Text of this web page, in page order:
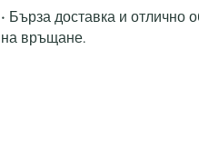
• Бърза доставка и отлично
на връщане.